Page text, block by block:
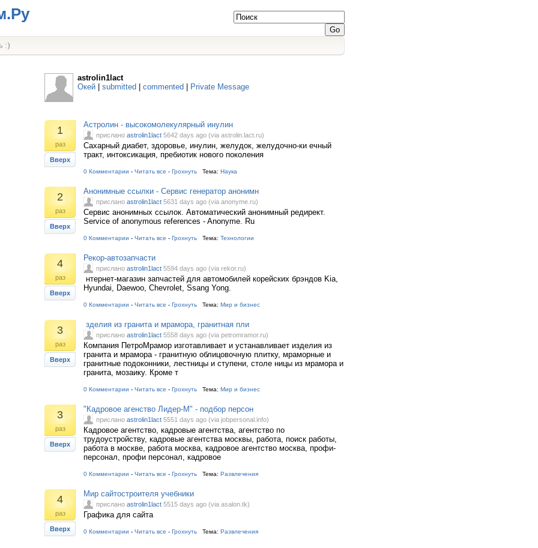
:)
astrolin1lact
Окей
submitted commented Private Message
1
раз
Вверх
Астролин - высокомолекулярный инулин
прислано astrolin1lact 5642 days ago (via astrolin.lact.ru)
Сахарный диабет, здоровье, инулин, желудок, желудочно-ки ечный
тракт, интоксикация, пребиотик нового поколения
0 Комментарии - Читать все - Грохнуть Тема: Наука
2
раз
Вверх
Анонимные ссылки - Сервис генератор анонимн
прислано astrolin1lact 5631 days ago (via anonyme.ru)
Сервис анонимных ссылок. Автоматический анонимный редирект.
Service of anonymous references - Anonyme. Ru
0 Комментарии - Читать все - Грохнуть Тема: Технологии
4
раз
Вверх
Рекор-автозапчасти
прислано astrolin1lact 5594 days ago (via rekor.ru)
нтернет-магазин запчастей для автомобилей корейских брэндов Kia,
Hyundai, Daewoo, Chevrolet, Ssang Yong.
0 Комментарии - Читать все - Грохнуть Тема: Мир и бизнес
3
раз
Вверх
зделия из гранита и мрамора, гранитная пли
прислано astrolin1lact 5558 days ago (via petromramor.ru)
Компания ПетроМрамор изготавливает и устанавливает изделия из
гранита и мрамора - гранитную облицовочную плитку, мраморные и
гранитные подоконники, лестницы и ступени, столе ницы из мрамора и
гранита, мозаику. Кроме т
0 Комментарии - Читать все - Грохнуть Тема: Мир и бизнес
3
раз
Вверх
"Кадровое агенство Лидер-М" - подбор персон
прислано astrolin1lact 5551 days ago (via jobpersonal.info)
Кадровое агентство, кадровые агентства, агентство по
трудоустройству, кадровые агентства москвы, работа, поиск работы,
работа в москве, работа москва, кадровое агентство москва, профи-
персонал, профи персонал, кадровое
0 Комментарии - Читать все - Грохнуть Тема: Развлечения
4
раз
Вверх
Мир сайтостроителя учебники
прислано astrolin1lact 5515 days ago (via asalon.tk)
Графика для сайта
0 Комментарии - Читать все - Грохнуть Тема: Развлечения